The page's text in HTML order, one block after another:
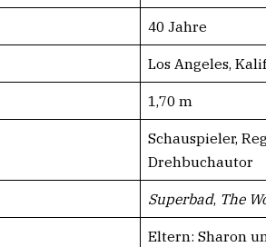
40 Jahre
Los Angeles,
1,70 m
Schauspieler,
Drehbuchautor
Superbad, The
Eltern: Sharon